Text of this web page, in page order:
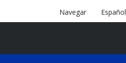
Navegar Español